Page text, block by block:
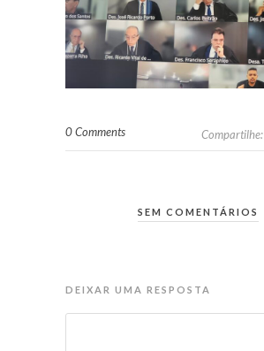
0 Comments Compartilhe:
SEM COMENTÁRIOS
DEIXAR UMA RESPOSTA